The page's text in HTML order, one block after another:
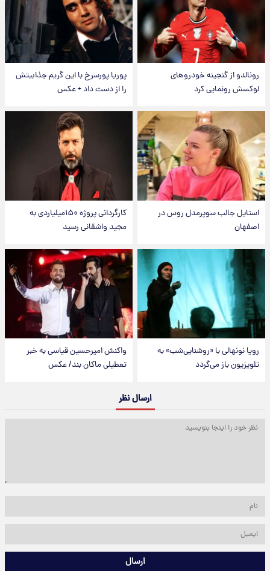
رونالدو از گنجینه خودروهای
لوکسش رونمایی کرد
پوریا پورسرخ با این گریم جذابیتش
را از دست داد + عکس
استایل جالب سوپرمدل روس در
اصفهان
کارگردانی پروژه ۱۵۰میلیاردی به
مجید واشقانی رسید
رویا نونهالی با «روشنایی‌شب» به
تلویزیون باز می‌گردد
واکنش امیرحسین قیاسی به خبر
تعطیلی ماکان بند/ عکس
ارسال نظر
ارسال